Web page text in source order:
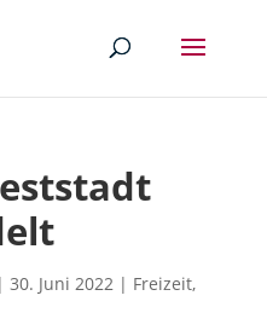
30. Juni 2022| Freizeit,